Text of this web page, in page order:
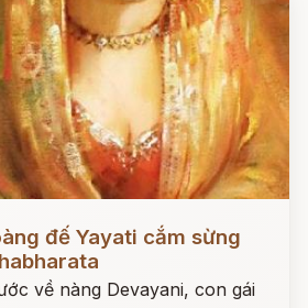
đế Yayati cắm sừng
về nàng Devayani, con gái